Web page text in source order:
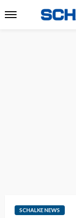
SCHALKE NEWS